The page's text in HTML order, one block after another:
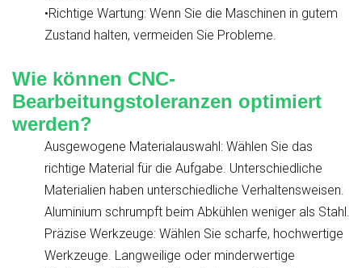
•Richtige Wartung: Wenn Sie die Maschinen in gutem
Zustand halten, vermeiden Sie Probleme.
Wie können CNC-
Bearbeitungstoleranzen optimiert
werden?
Ausgewogene Materialauswahl: Wählen Sie das
richtige Material für die Aufgabe. Unterschiedliche
Materialien haben unterschiedliche Verhaltensweisen.
Aluminium schrumpft beim Abkühlen weniger als Stahl.
Präzise Werkzeuge: Wählen Sie scharfe, hochwertige
Werkzeuge. Langweilige oder minderwertige